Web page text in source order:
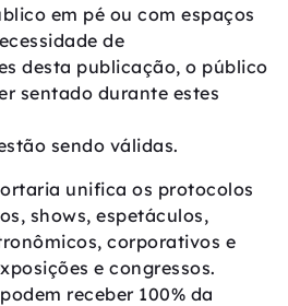
em pé ou com espaços
de
desta publicação, o público
sentado durante estes
sendo válidas.
unifica os protocolos
shows, espetáculos,
corporativos e
e congressos.
receber 100% da